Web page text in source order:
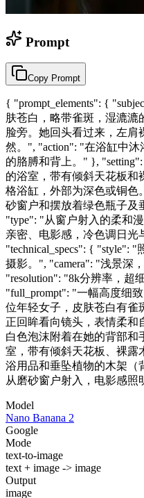
Prompt
Copy Prompt
{ "prompt_elements": {
肤苍白，略带雀斑，湿漉漉
脸旁。她回头看过来，左肩
然。", "action": "在浴缸中
的胳膊和背上。" },
的浴室，带有倾斜天花板和
格浴缸，外部为深色或铜色
砂窗户和摆放着绿色瓶子
"type": "从窗户射入的柔和
亲密、电影感，冷色调日
"technical_specs": { "style":
摄影。", "camera": "浅景深
"resolution": "8k分辨率，超
"full_prompt": "一幅高度细
位年轻女子，皮肤苍白有雀
正回眸看向镜头，表情柔和
白色泡沫附着在她的背部和
室，带有倾斜天花板、裸露
浴用品和垂坠植物的木架（
从磨砂窗户射入，电影感
Model
Nano Banana 2
Google
Mode
text-to-image
text + image -> image
Output
image